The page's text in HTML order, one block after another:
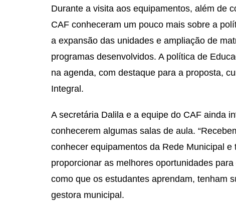
Durante a visita aos equipamentos, além de
CAF conheceram um pouco mais sobre a
a expansão das unidades e ampliação de
programas desenvolvidos. A política de
na agenda, com destaque para a proposta,
Integral.
A secretária Dalila e a equipe do CAF ainda
conhecerem algumas salas de aula.
conhecer equipamentos da Rede Municipal
proporcionar as melhores oportunidades
como que os estudantes aprendam, tenham
gestora municipal.